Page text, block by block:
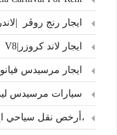
ايجار رنج روڤر
ايجار لاند كروزر|V8
ايجار مرسيدس فيانو 7 مقاعد – عروض المطار الخاصة
سيارات مرسيدس
،أرخص نقل سياحي